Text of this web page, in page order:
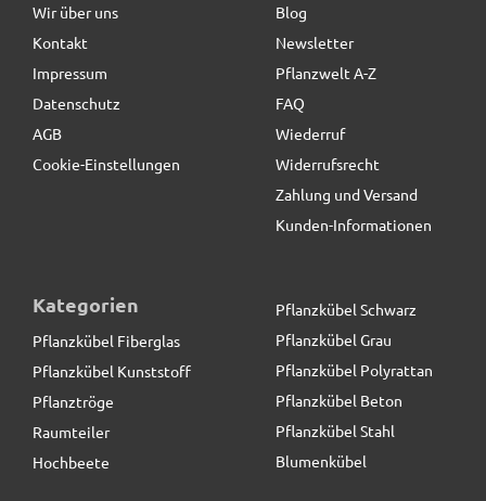
Wir über uns
Kontakt
Impressum
Datenschutz
AGB
Cookie-Einstellungen
Blog
Newsletter
Pflanzwelt A-Z
FAQ
Wiederruf
Widerrufsrecht
Zahlung und Versand
Kunden-Informationen
Kategorien
Pflanzkübel Fiberglas
Pflanzkübel Kunststoff
Pflanztröge
Raumteiler
Hochbeete
Pflanzkübel Schwarz
Pflanzkübel Grau
Pflanzkübel Polyrattan
Pflanzkübel Beton
Pflanzkübel Stahl
Blumenkübel